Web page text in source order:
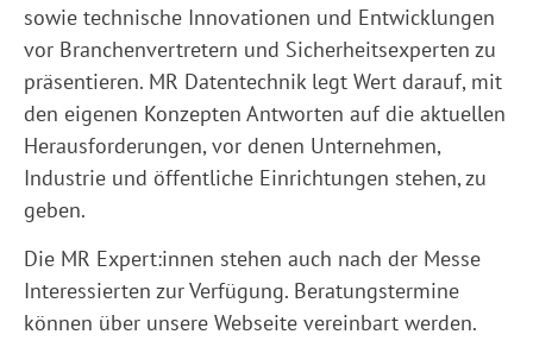
sowie technische Innovationen und Entwicklungen
vor Branchenvertretern und Sicherheitsexperten zu
präsentieren. MR Datentechnik legt Wert darauf, mit
den eigenen Konzepten Antworten auf die aktuellen
Herausforderungen, vor denen Unternehmen,
Industrie und öffentliche Einrichtungen stehen, zu
geben.
Die MR Expert:innen stehen auch nach der Messe
Interessierten zur Verfügung. Beratungstermine
können über unsere Webseite vereinbart werden.